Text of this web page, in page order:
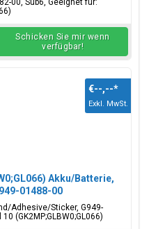
00, Sub6, Geeignet für:
Schicken Sie mir wenn
verfügbar!
Akku/Batterie,
01488-00
Adhesive/Sticker, G949-
(GK2MP;GLBW0;GL066)
€--,--*
Exkl. MwSt.